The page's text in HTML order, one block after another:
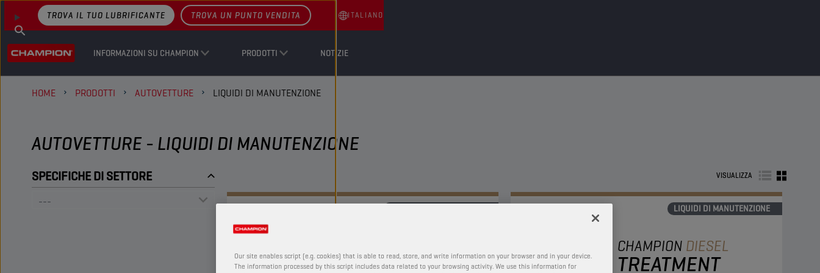
INFORMAZIONI SU CHAMPION PRODOTTI NOTIZIE
TROVA IL TUO LUBRIFICANTE TROVA UN PUNTO VENDITA ITALIANO
HOME PRODOTTI AUTOVETTURE LIQUIDI DI MANUTENZIONE
AUTOVETTURE - LIQUIDI DI MANUTENZIONE
SPECIFICHE DI SETTORE VISUALIZZA
TREATMENT
LIQUIDI DI MANUTENZIONE
CHAMPION DIESEL
TREATMENT
Our site enables script (e.g. cookies) that is able to read, store, and write information on your browser and in your device.
The information processed by this script includes data related to your browsing activity. We use this information for